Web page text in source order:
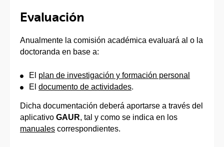
Evaluación
Anualmente la comisión académica evaluará al o la
doctoranda en base a:
El plan de investigación y formación personal
El documento de actividades.
Dicha documentación deberá aportarse a través del
aplicativo GAUR, tal y como se indica en los
manuales correspondientes.